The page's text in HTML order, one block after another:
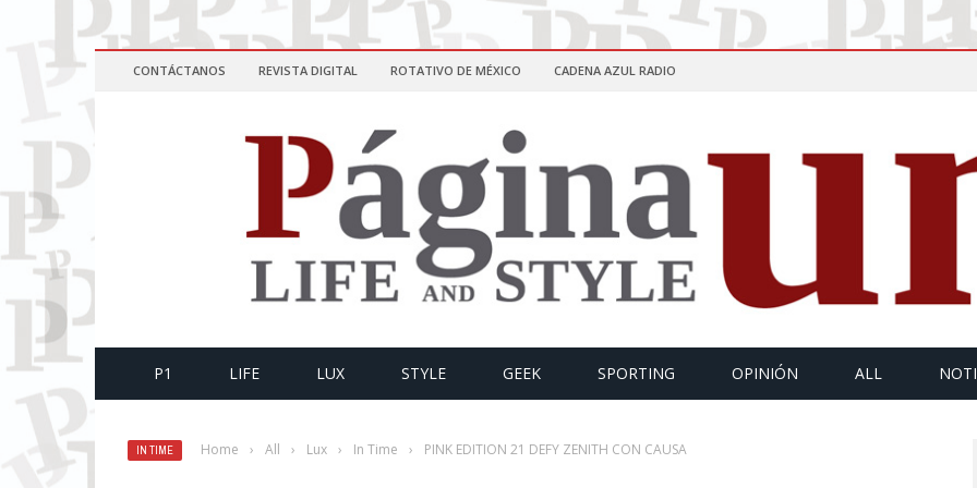
CONTÁCTANOS REVISTA DIGITAL ROTATIVO DE MÉXICO CADENA AZUL RADIO
P1 LIFE LUX STYLE GEEK SPORTING OPINIÓN ALL
IN TIME Home › All › Lux › In Time › PINK EDITION 21 DEFY ZENITH CON CAUSA